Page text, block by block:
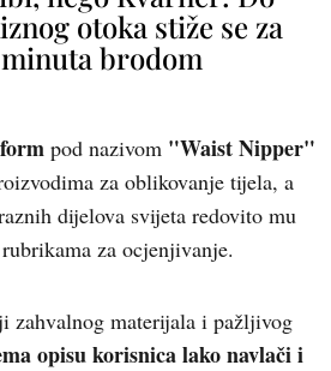
otoka stiže se za
brodom
pod nazivom "Waist Nipper"
za oblikovanje tijela, a
dijelova svijeta redovito mu
za ocjenjivanje.
zahvalnog materijala i pažljivog
opisu korisnica lako navlači i